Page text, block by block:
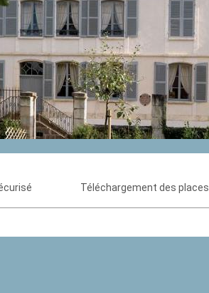
Téléchargement des places